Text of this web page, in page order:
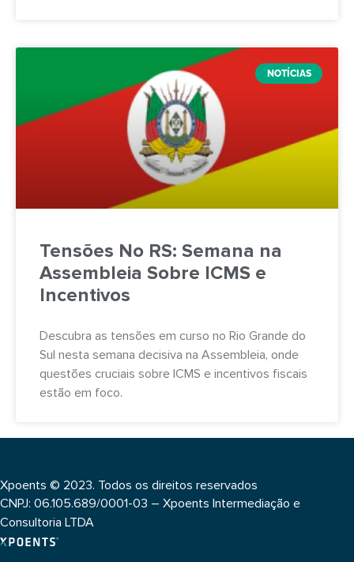
NOTÍCIAS
Tensões No RS: Semana na
Assembleia Sobre ICMS e
Incentivos
Descubra as tensões em curso no Rio Grande do
Sul nesta semana decisiva na Assembleia, onde
questões cruciais sobre ICMS e incentivos fiscais
estão em foco.
Xpoents © 2023. Todos os direitos reservados
CNPJ: 06.105.689/0001-03 – Xpoents Intermediação e
Consultoria LTDA